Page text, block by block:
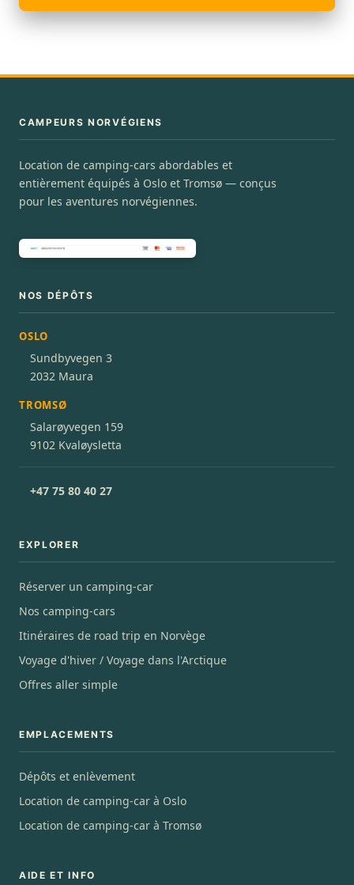
CAMPEURS NORVÉGIENS
Location de camping-cars abordables et
entièrement équipés à Oslo et Tromsø — conçus
pour les aventures norvégiennes.
NOS DÉPÔTS
OSLO
Sundbyvegen 3
2032 Maura
TROMSØ
Salarøyvegen 159
9102 Kvaløysletta
+47 75 80 40 27
EXPLORER
Réserver un camping-car
Nos camping-cars
Itinéraires de road trip en Norvège
Voyage d'hiver / Voyage dans l'Arctique
Offres aller simple
EMPLACEMENTS
Dépôts et enlèvement
Location de camping-car à Oslo
Location de camping-car à Tromsø
AIDE ET INFO